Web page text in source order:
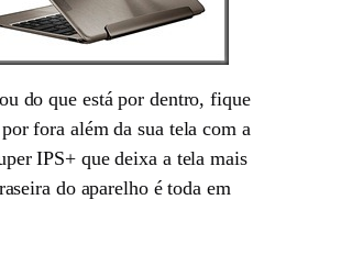
do que está por dentro, fique
fora além da sua tela com a
IPS+ que deixa a tela mais
do aparelho é toda em